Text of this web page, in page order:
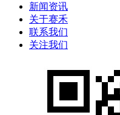
新闻资讯
关于赛禾
联系我们
关注我们